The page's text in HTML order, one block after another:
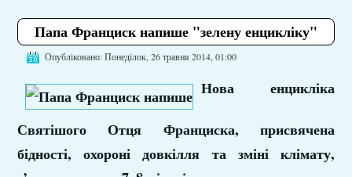
Папа Франциск напише "зелену енцикліку"
Опубліковано: Понеділок, 26 травня 2014, 01:00
Нова енцикліка
Святішого Отця Франциска, присвячена
бідності, охороні довкілля та зміні клімату,